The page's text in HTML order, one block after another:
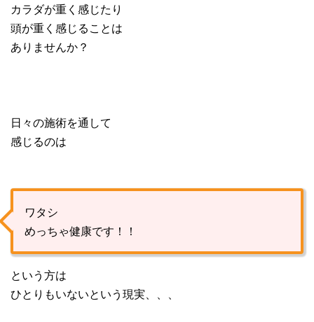
カラダが重く感じたり
頭が重く感じることは
ありませんか？
日々の施術を通して
感じるのは
ワタシ
めっちゃ健康です！！
という方は
ひとりもいないという現実、、、